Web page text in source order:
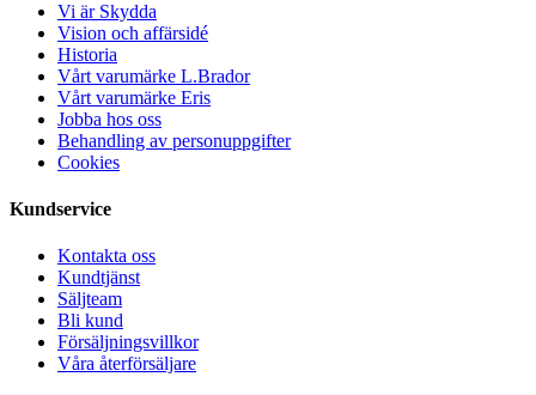
Vi är Skydda
Vision och affärsidé
Historia
Vårt varumärke L.Brador
Vårt varumärke Eris
Jobba hos oss
Behandling av personuppgifter
Cookies
Kundservice
Kontakta oss
Kundtjänst
Säljteam
Bli kund
Försäljningsvillkor
Våra återförsäljare